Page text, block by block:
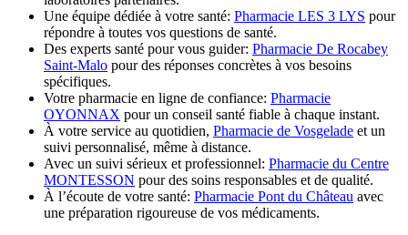
Une équipe dédiée à votre santé: Pharmacie LES 3 LYS pour
répondre à toutes vos questions de santé.
Des experts santé pour vous guider: Pharmacie De Rocabey
Saint-Malo pour des réponses concrètes à vos besoins
spécifiques.
Votre pharmacie en ligne de confiance: Pharmacie
OYONNAX pour un conseil santé fiable à chaque instant.
À votre service au quotidien, Pharmacie de Vosgelade et un
suivi personnalisé, même à distance.
Avec un suivi sérieux et professionnel: Pharmacie du Centre
MONTESSON pour des soins responsables et de qualité.
À l’écoute de votre santé: Pharmacie Pont du Château avec
une préparation rigoureuse de vos médicaments.